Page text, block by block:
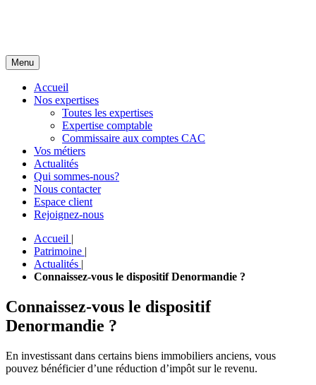
Menu
Accueil
Nos expertises
Toutes les expertises
Expertise comptable
Commissaire aux comptes CAC
Vos métiers
Actualités
Qui sommes-nous?
Nous contacter
Espace client
Rejoignez-nous
Accueil |
Patrimoine |
Actualités |
Connaissez-vous le dispositif Denormandie ?
Connaissez-vous le dispositif
Denormandie ?
En investissant dans certains biens immobiliers anciens, vous
pouvez bénéficier d’une réduction d’impôt sur le revenu.